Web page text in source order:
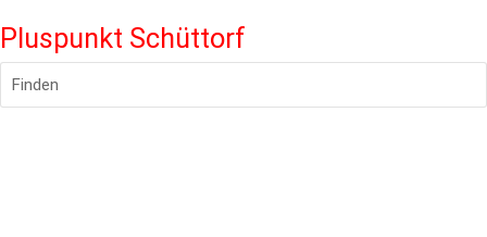
Pluspunkt Schüttorf
Finden